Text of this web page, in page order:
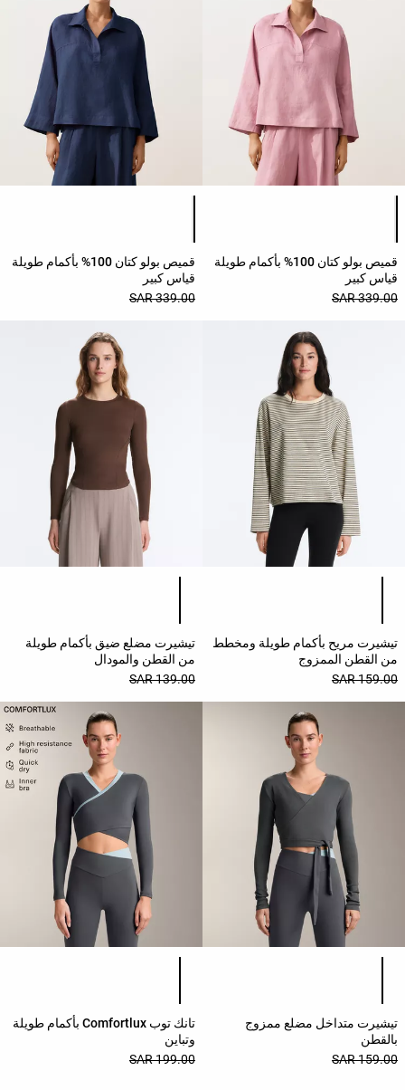
المشاهدة
حسب
الجودة
افتتاحية
مساعدة
قميص بولو كتان 100% بأكمام طويلة
قياس كبير
339.00 SAR
قميص بولو كتان 100% بأكمام طويلة
قياس كبير
339.00 SAR
قائمة ألوان المنتج
تيشيرت مريح بأكمام طويلة ومخطط
من القطن الممزوج
159.00 SAR
قائمة ألوان المنتج
تيشيرت مضلع ضيق بأكمام طويلة
من القطن والمودال
139.00 SAR
قائمة ألوان المنتج
تيشيرت متداخل مضلع ممزوج
بالقطن
159.00 SAR
قائمة ألوان المنتج
تانك توب Comfortlux بأكمام طويلة
وتباين
199.00 SAR